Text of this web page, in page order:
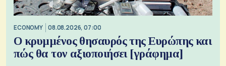
ECONOMY 08.08.2026, 07:00
Ο κρυμμένος θησαυρός της Ευρώπης και
πώς θα τον αξιοποιήσει [γράφημα]